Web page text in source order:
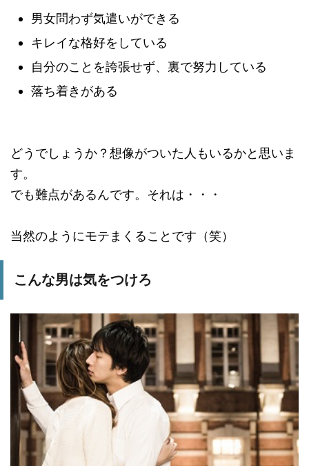
男女問わず気遣いができる
キレイな格好をしている
自分のことを誇張せず、裏で努力している
落ち着きがある
どうでしょうか？想像がついた人もいるかと思いま
す。
でも難点があるんです。それは・・・
当然のようにモテまくることです（笑）
こんな男は気をつけろ